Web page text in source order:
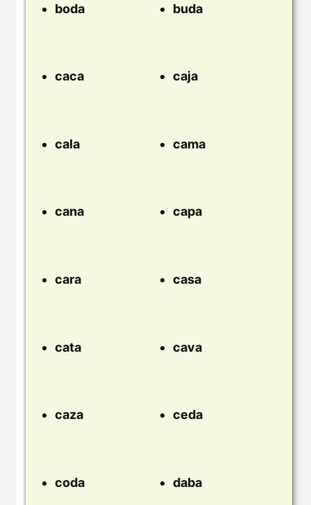
boda buda
caca caja
cala cama
cana capa
cara casa
cata cava
caza ceda
coda daba